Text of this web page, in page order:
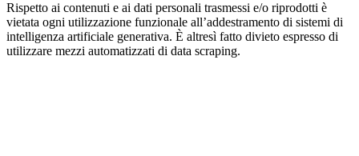
Rispetto ai contenuti e ai dati personali trasmessi e/o riprodotti è
vietata ogni utilizzazione funzionale all’addestramento di sistemi di
intelligenza artificiale generativa. È altresì fatto divieto espresso di
utilizzare mezzi automatizzati di data scraping.